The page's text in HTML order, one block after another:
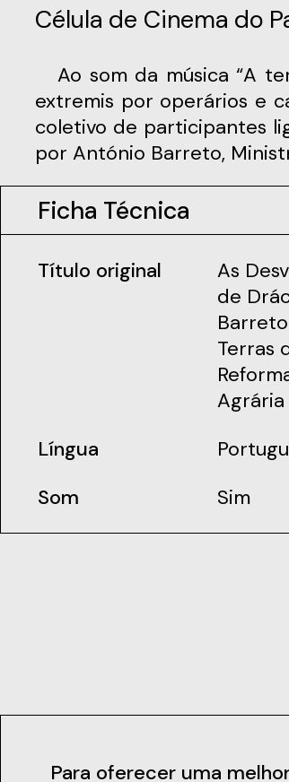
Célula de Cinema do
Ao som da música “A terra a quem a trabalha”, uma camponesa alentejana é atacada por um vampiro, sendo salva in
extremis por operários e
coletivo de participantes
por António Barreto,
Ficha Técnica
Título original
As
de
Terras
Agrária
Língua
Som
Sim
Para oferecer uma